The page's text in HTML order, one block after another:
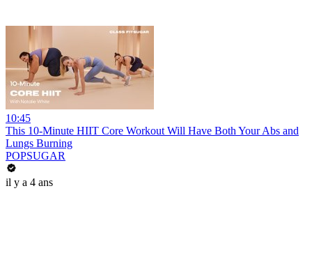
10:45
This 10-Minute HIIT Core Workout Will Have Both Your Abs and
Lungs Burning
POPSUGAR
il y a 4 ans